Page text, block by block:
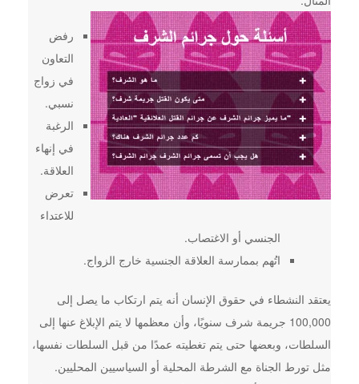
رفض
التعاون
في زواج
نسبي.
الرغبة
في إنهاء
العلاقة.
تعرض
للاعتداء
الجنسي أو الاغتصاب.
اتُهم بممارسة العلاقة الجنسية خارج الزواج.
يعتقد النشطاء في حقوق الإنسان أنه يتم ارتكاب ما يصل إلى
100,000 جريمة شرف سنويًا، وأن معظمها لا يتم الإبلاغ عنها إلى
السلطات، وبعضها حتى يتم تغطيته عمدًا من قبل السلطات نفسها،
مثل تورط الجناة مع الشرطة المحلية أو السياسيين المحليين.